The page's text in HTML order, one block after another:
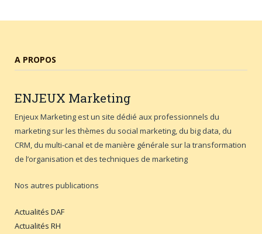
A PROPOS
ENJEUX Marketing
Enjeux Marketing est un site dédié aux professionnels du
marketing sur les thèmes du social marketing, du big data, du
CRM, du multi-canal et de manière générale sur la transformation
de l’organisation et des techniques de marketing
Nos autres publications
Actualités DAF
Actualités RH